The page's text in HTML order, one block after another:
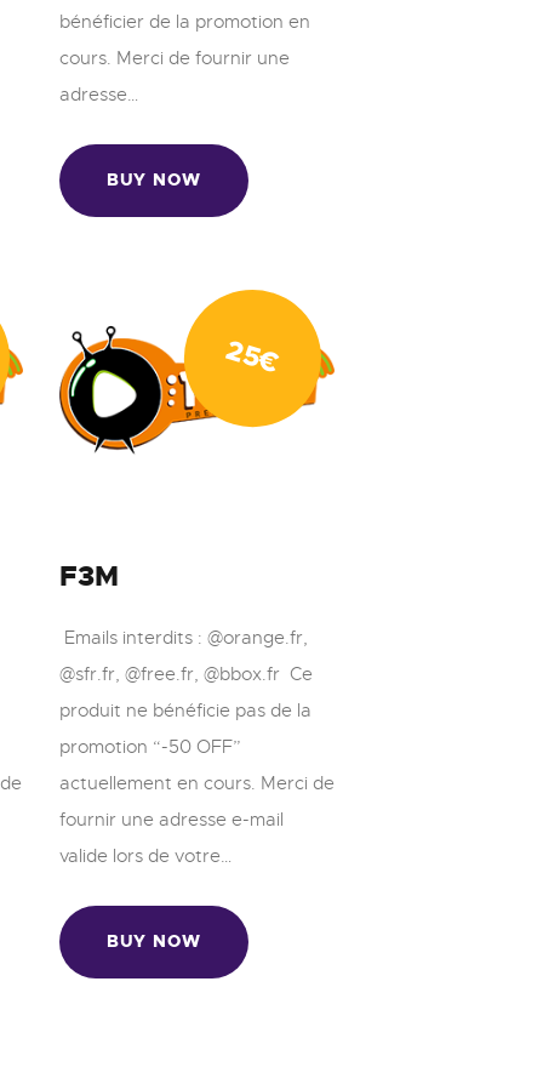
bénéficier de la promotion en
cours. Merci de fournir une
adresse…
BUY NOW
F3M
Emails interdits : @orange.fr,
@sfr.fr, @free.fr, @bbox.fr Ce
produit ne bénéficie pas de la
promotion “-50 OFF”
actuellement en cours. Merci de
fournir une adresse e-mail
valide lors de votre…
25€
BUY NOW